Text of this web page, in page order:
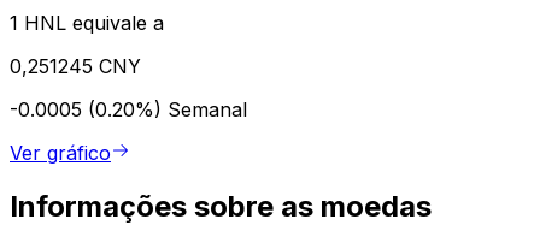
1 HNL equivale a
0,251245 CNY
-0.0005 (0.20%) Semanal
Ver gráfico
Informações sobre as moedas